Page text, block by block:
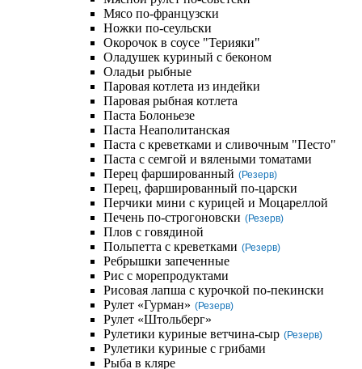
Мясо по-французски
Ножки по-сеульски
Окорочок в соусе "Терияки"
Оладушек куриный с беконом
Оладьи рыбные
Паровая котлета из индейки
Паровая рыбная котлета
Паста Болоньезе
Паста Неаполитанская
Паста с креветками и сливочным "Песто"
Паста с семгой и вялеными томатами
Перец фаршированный (Резерв)
Перец, фаршированный по-царски
Перчики мини с курицей и Моцареллой
Печень по-строгоновски (Резерв)
Плов с говядиной
Польпетта с креветками (Резерв)
Ребрышки запеченные
Рис с морепродуктами
Рисовая лапша с курочкой по-пекински
Рулет «Гурман» (Резерв)
Рулет «Штольберг»
Рулетики куриные ветчина-сыр (Резерв)
Рулетики куриные с грибами
Рыба в кляре